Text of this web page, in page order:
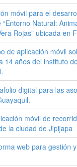
móvil para el
Natural:
Rojas” ubicada en
de aplicación móvil
14 años del instituto
digital para las
móvil de
la ciudad de Jipijapa
web para gestión